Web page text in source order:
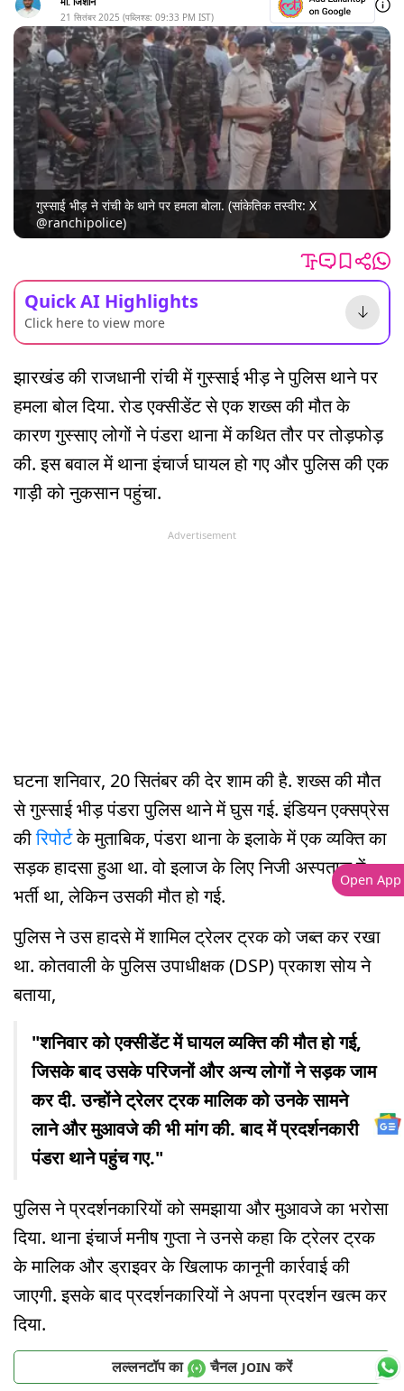
21 सितंबर 2025 (पब्लिश्ड: 09:33 PM IST)
गुस्साई भीड़ ने रांची के थाने पर हमला बोला. (सांकेतिक तस्वीर: X
@ranchipolice)
Quick AI Highlights
Click here to view more
झारखंड की राजधानी रांची में गुस्साई भीड़ ने पुलिस थाने पर
हमला बोल दिया. रोड एक्सीडेंट से एक शख्स की मौत के
कारण गुस्साए लोगों ने पंडरा थाना में कथित तौर पर तोड़फोड़
की. इस बवाल में थाना इंचार्ज घायल हो गए और पुलिस की एक
गाड़ी को नुकसान पहुंचा.
Advertisement
घटना शनिवार, 20 सितंबर की देर शाम की है. शख्स की मौत
से गुस्साई भीड़ पंडरा पुलिस थाने में घुस गई. इंडियन एक्सप्रेस
कीरिपोर्टके मुताबिक, पंडरा थाना के इलाके में एक व्यक्ति का
सड़क हादसा हुआ था. वो इलाज के लिए निजी अस्पताल में
भर्ती था, लेकिन उसकी मौत हो गई.
पुलिस ने उस हादसे में शामिल ट्रेलर ट्रक को जब्त कर रखा
था. कोतवाली के पुलिस उपाधीक्षक (DSP) प्रकाश सोय ने
बताया,
"शनिवार को एक्सीडेंट में घायल व्यक्ति की मौत हो गई,
जिसके बाद उसके परिजनों और अन्य लोगों ने सड़क जाम
कर दी. उन्होंने ट्रेलर ट्रक मालिक को उनके सामने
लाने और मुआवजे की भी मांग की. बाद में प्रदर्शनकारी
पंडरा थाने पहुंच गए."
पुलिस ने प्रदर्शनकारियों को समझाया और मुआवजे का भरोसा
दिया. थाना इंचार्ज मनीष गुप्ता ने उनसे कहा कि ट्रेलर ट्रक
के मालिक और ड्राइवर के खिलाफ कानूनी कार्रवाई की
जाएगी. इसके बाद प्रदर्शनकारियों ने अपना प्रदर्शन खत्म कर
दिया.
लल्लनटॉप का चैनल JOIN करें
Open App